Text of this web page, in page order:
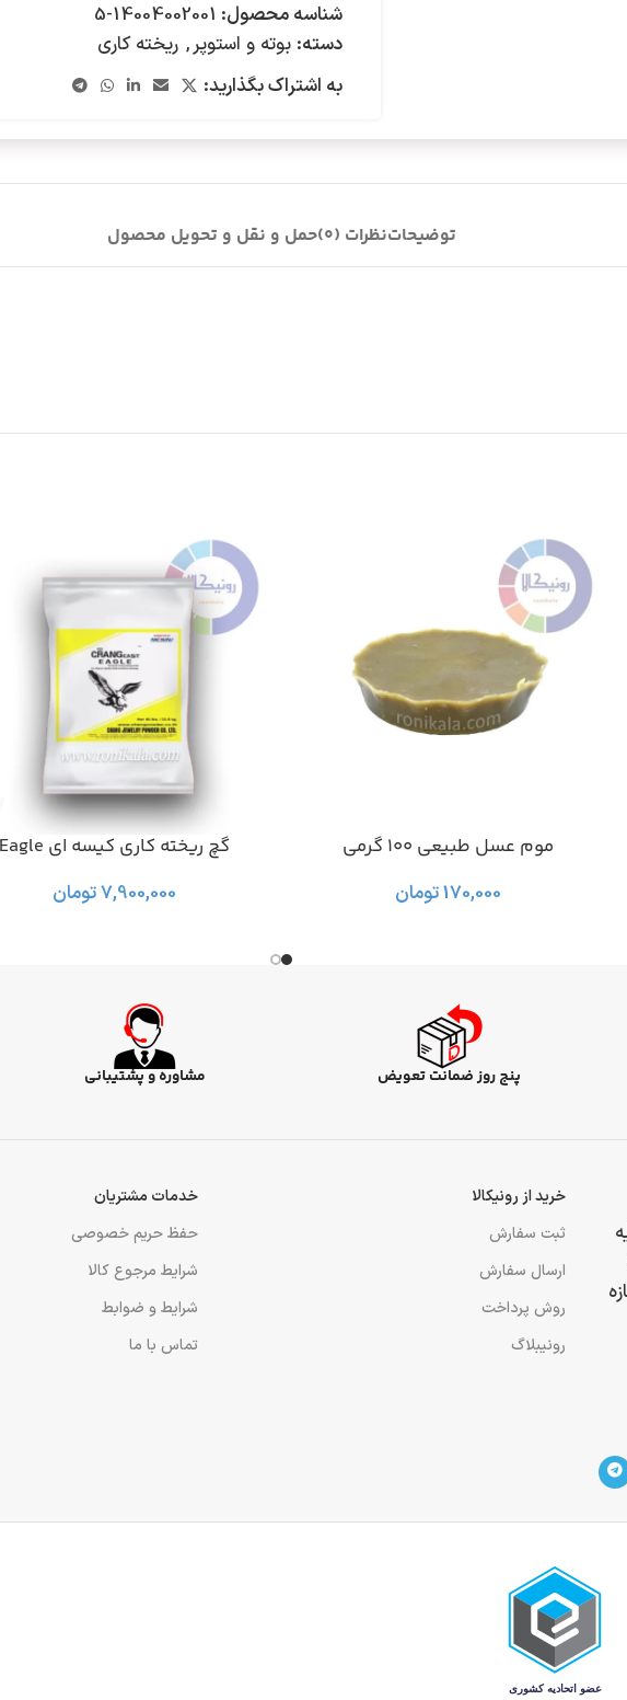
شناسه محصول: 14004002001-5
دسته: بوته و استوپر, ریخته کاری
به اشتراک بگذارید:
توضیحاتنظرات (0) حمل و نقل و تحویل محصول
افزودن به سبد خرید
موم عسل طبیعی 100 گرمی
170,000تومان
افزودن به سبد خرید
گچ ریخته کاری کیسه ای Eagle
7,900,000تومان
پنج روز ضمانت تعویض مشاوره و پشتیبانی
خرید از رونیکالا
ثبت سفارش
ارسال سفارش
روش پرداخت
رونیبلاگ
خدمات مشتریان
حفظ حریم خصوصی
شرایط مرجوع کالا
شرایط و ضوابط
تماس با ما